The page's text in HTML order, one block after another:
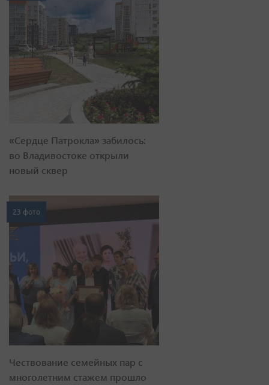
«Сердце Патрокла» забилось:
во Владивостоке открыли
новый сквер
23 фото
Чествование семейных пар с
многолетним стажем прошло